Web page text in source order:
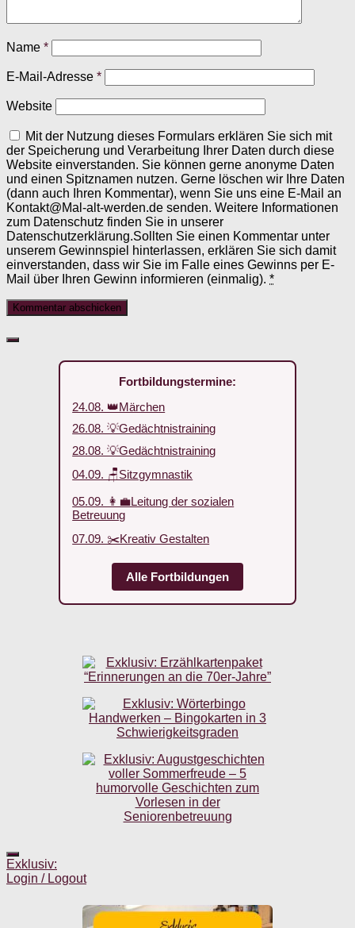
Name *
E-Mail-Adresse *
Website
Mit der Nutzung dieses Formulars erklären Sie sich mit
der Speicherung und Verarbeitung Ihrer Daten durch diese
Website einverstanden. Sie können gerne anonyme Daten
und einen Spitznamen nutzen. Gerne löschen wir Ihre Daten
(dann auch Ihren Kommentar), wenn Sie uns eine E-Mail an
Kontakt@Mal-alt-werden.de senden. Weitere Informationen
zum Datenschutz finden Sie in unserer
Datenschutzerklärung.Sollten Sie einen Kommentar unter
unserem Gewinnspiel hinterlassen, erklären Sie sich damit
einverstanden, dass wir Sie im Falle eines Gewinns per E-
Mail über Ihren Gewinn informieren (einmalig). *
Fortbildungstermine:
24.08. 👑Märchen
26.08. 💡Gedächtnistraining
28.08. 💡Gedächtnistraining
04.09. 🪑Sitzgymnastik
05.09. 👩‍💼Leitung der sozialen
Betreuung
07.09. ✂️Kreativ Gestalten
Alle Fortbildungen
Exklusiv:
Login / Logout